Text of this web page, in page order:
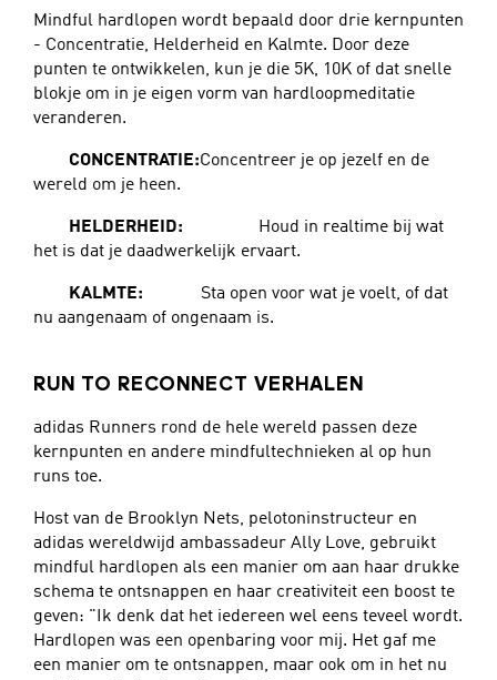
Mindful hardlopen wordt bepaald door drie kernpunten
- Concentratie, Helderheid en Kalmte. Door deze
punten te ontwikkelen, kun je die 5K, 10K of dat snelle
blokje om in je eigen vorm van hardloopmeditatie
veranderen.
CONCENTRATIE:Concentreer je op jezelf en de
wereld om je heen.
HELDERHEID: Houd in realtime bij wat
het is dat je daadwerkelijk ervaart.
KALMTE: Sta open voor wat je voelt, of dat
nu aangenaam of ongenaam is.
RUN TO RECONNECT VERHALEN
adidas Runners rond de hele wereld passen deze
kernpunten en andere mindfultechnieken al op hun
runs toe.
Host van de Brooklyn Nets, pelotoninstructeur en
adidas wereldwijd ambassadeur Ally Love, gebruikt
mindful hardlopen als een manier om aan haar drukke
schema te ontsnappen en haar creativiteit een boost te
geven: "Ik denk dat het iedereen wel eens teveel wordt.
Hardlopen was een openbaring voor mij. Het gaf me
een manier om te ontsnappen, maar ook om in het nu